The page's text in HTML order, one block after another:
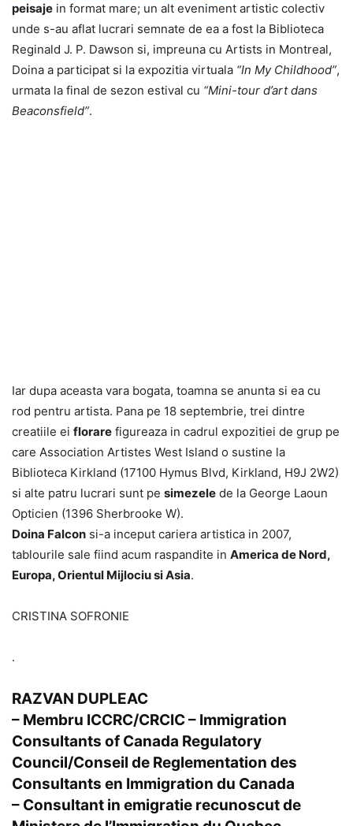
peisaje in format mare; un alt eveniment artistic colectiv
unde s-au aflat lucrari semnate de ea a fost la Biblioteca
Reginald J. P. Dawson si, impreuna cu Artists in Montreal,
Doina a participat si la expozitia virtuala “In My Childhood”,
urmata la final de sezon estival cu “Mini-tour d’art dans
Beaconsfield”.
Iar dupa aceasta vara bogata, toamna se anunta si ea cu
rod pentru artista. Pana pe 18 septembrie, trei dintre
creatiile ei florare figureaza in cadrul expozitiei de grup pe
care Association Artistes West Island o sustine la
Biblioteca Kirkland (17100 Hymus Blvd, Kirkland, H9J 2W2)
si alte patru lucrari sunt pe simezele de la George Laoun
Opticien (1396 Sherbrooke W).
Doina Falcon si-a inceput cariera artistica in 2007,
tablourile sale fiind acum raspandite in America de Nord,
Europa, Orientul Mijlociu si Asia.
CRISTINA SOFRONIE
.
RAZVAN DUPLEAC
– Membru ICCRC/CRCIC– Immigration
Consultants of Canada Regulatory
Council/Conseil de Reglementation des
Consultants en Immigration du Canada
– Consultant in emigratie recunoscut de